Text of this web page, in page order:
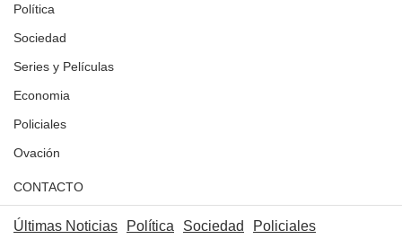
Política
Sociedad
Series y Películas
Economia
Policiales
Ovación
CONTACTO
Últimas Noticias Política Sociedad
Policiales